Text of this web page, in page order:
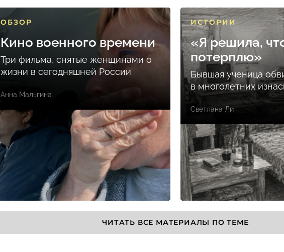
ОБЗОР
Кино военного времени
Три фильма, снятые женщинами о
жизни в сегодняшней России
Анна Мальгина
ИСТОРИИ
«Я решила,
потерплю»
Бывшая ученица
в многолетних
Светлана Ли
ЧИТАТЬ ВСЕ МАТЕРИАЛЫ ПО ТЕМЕ